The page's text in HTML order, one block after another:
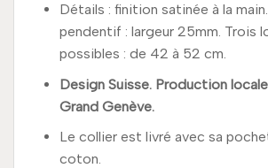
Détails : finition satinée à la
pendentif : largeur 25mm. Trois
possibles : de 42 à 52 cm.
Design Suisse. Production
Grand Genève.
Le collier est livré avec sa
coton.